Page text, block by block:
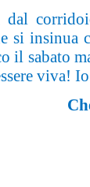
dal
si insinua
il sabato
viva!